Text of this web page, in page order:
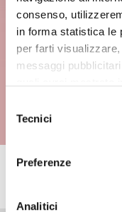
consenso,
in forma statistica le
per farti
messaggi
delTecnici
Preferenze
Analitici